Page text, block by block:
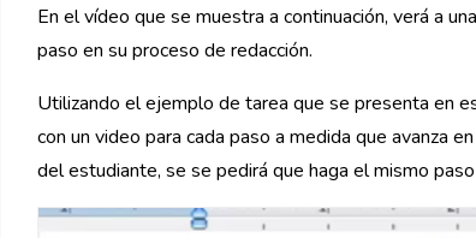
En el vídeo que se muestra a continuación, verá a
paso en su proceso de redacción.
Utilizando el ejemplo de tarea que se presenta en
con un video para cada paso a medida que avanza
del estudiante, se se pedirá que haga el mismo